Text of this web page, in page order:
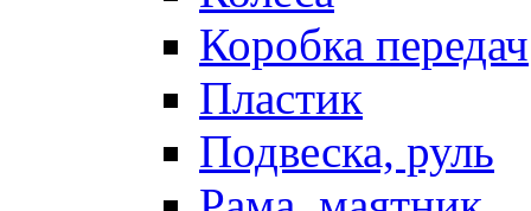
Коробка передач
Пластик
Подвеска, руль